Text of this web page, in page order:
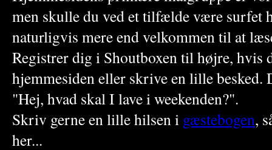
men skulle du ved et tilfælde være surfet
naturligvis mere end velkommen til at
Registrer dig i Shoutboxen til højre, hvis
hjemmesiden eller skrive en lille besked.
"Hej, hvad skal I lave i weekenden?".
Skriv gerne en lille hilsen i gæstebogen,
her...